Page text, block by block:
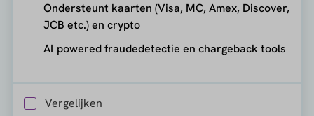
Ondersteunt kaarten (Visa, MC, Amex, Discover,
JCB etc.) en crypto
AI‑powered fraudedetectie en chargeback tools
Vergelijken